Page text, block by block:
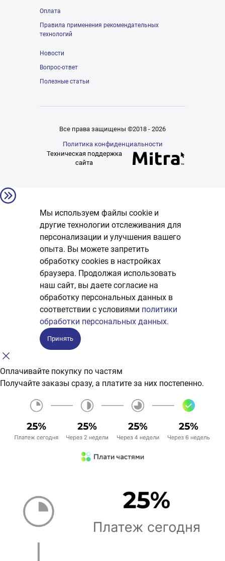
Оплата
Правила применения рекомендательных
технологий
Новости
Вопрос-ответ
Полезные статьи
Все права защищены ©2018 - 2026
Политика конфиденциальности
Техническая поддержка
сайта
Мы используем файлы cookie и
другие технологии отслеживания для
персонализации и улучшения вашего
опыта. Вы можете запретить
обработку сookies в настройках
браузера. Продолжая использовать
наш сайт, вы даете согласие на
обработку персональных данных в
соответствии с условиями политики
обработки персональных данных.
Принять
Оплачивайте покупку по частям
Получайте заказы сразу, а платите за них постепенно.